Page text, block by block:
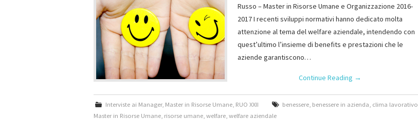
Russo – Master in Risorse Umane e Organizzazione 2016-
2017 I recenti sviluppi normativi hanno dedicato molta
attenzione al tema del welfare aziendale, intendendo con
quest’ultimo l’insieme di benefits e prestazioni che le
aziende garantiscono…
Continue Reading →
Interviste ai Manager, Master in Risorse Umane, RUO XXII benessere, benessere in azienda, clima lavorativo
Master in Risorse Umane, risorse umane, welfare, welfare aziendale